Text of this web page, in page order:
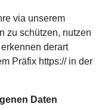
via unserem
zu schützen, nutzen
derart
Präfix https:// in der
Daten